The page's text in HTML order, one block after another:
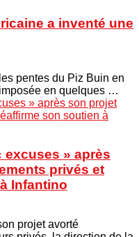
a inventé une
pentes du Piz Buin en
en quelques …
excuses » après
privés et
Infantino
projet avorté